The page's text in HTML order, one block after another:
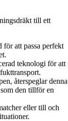
till ett
för att passa perfekt
teknologi för att
återspeglar denna
den tillför en
eller till och